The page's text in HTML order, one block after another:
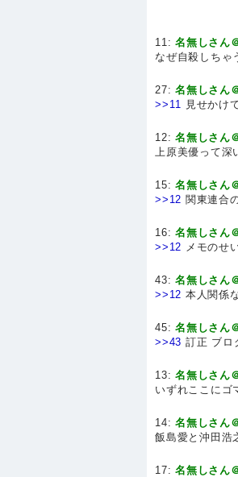
11:名無しさん
なぜ自殺しちゃ
27:名無しさん
>>11 見せかけ
12:名無しさん
上原美優って深
15:名無しさん
>>12 関東連合
16:名無しさん
>>12 メモのせ
43:名無しさん
>>12 本人関係
45:名無しさん
>>43 訂正 ブロ
13:名無しさん
いずれここにゴ
14:名無しさん
飯島愛と沖田浩
17:名無しさん